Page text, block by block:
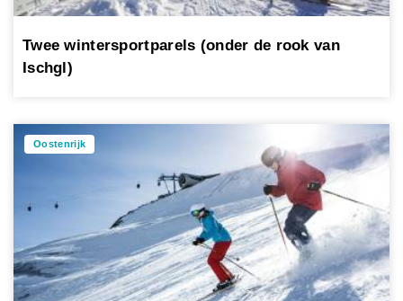
Twee wintersportparels (onder de rook van
Ischgl)
Oostenrijk